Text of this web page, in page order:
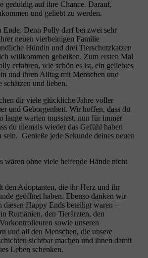
geduldig auf ihre Chance. Darauf,
und geliebt zu werden.
Ende. Denn Polly darf bei zwei sehr
neuen vierbeinigen Familie
Hündin und drei Tierschutzkatzen
willkommen geheißen. Zum ersten Mal
erfahren, wie schön es ist, ein geliebtes
und ihren Alltag mit Menschen und
schätzen und lieben.
dir viele glückliche Jahre voller
und Geborgenheit. Wir hoffen, dass du
lange warten musstest, nun für immer
du niemals wieder das Gefühl haben
sein. Genieße jede Sekunde deines neuen
wären ohne viele helfende Hände nicht
den Adoptanten, die ihr Herz und ihr
geöffnet haben. Ebenso danken wir
diesen Happy Ends beteiligt waren –
Rumänien, den Tierärzten, den
sowie unseren
und all den Menschen, die unsere
sichtbar machen und ihnen damit
Leben schenken.